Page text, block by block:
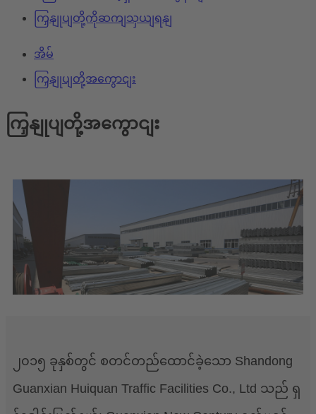
ကြှနျုပျတို့ကိုဆကျသှယျရနျ
အိမ်
ကြှနျုပျတို့အကွောငျး
ကြှနျုပျတို့အကွောငျး
၂၀၁၅ ခုနှစ်တွင် စတင်တည်ထောင်ခဲ့သော Shandong
Guanxian Huiquan Traffic Facilities Co., Ltd သည် ရှ